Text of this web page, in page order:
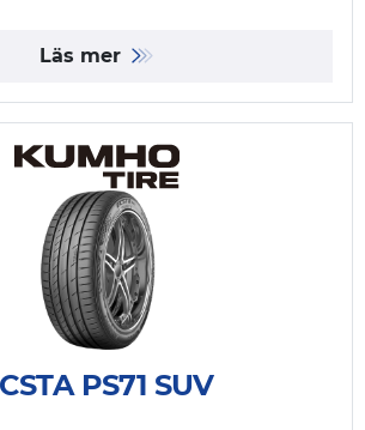
Läs mer
PS71 SUV